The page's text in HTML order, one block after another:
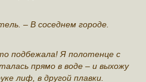
– В сосeднем городе.
подбежала! Я полотенце с
прямо в воде – и выхожу
лиф, в другой плавки.